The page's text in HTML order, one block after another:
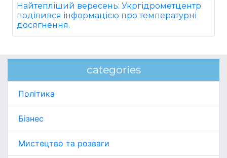
Найтепліший вересень: Укргідрометцентр
поділився інформацією про температурні
досягнення.
categories
Політика
Бізнес
Мистецтво та розваги